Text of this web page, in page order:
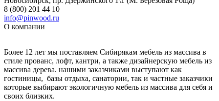
8 (800) 201 44 10
info@pinwood.ru
О компании
Более 12 лет мы поставляем Сибирякам мебель из массива в
стиле прованс, лофт, кантри, а также дизайнерскую мебель из
массива дерева. нашими заказчиками выступают как
гостиницы, базы отдыха, санатории, так и частные заказчики
которые выбирают экологичную мебель из массива для себя и
своих близких.